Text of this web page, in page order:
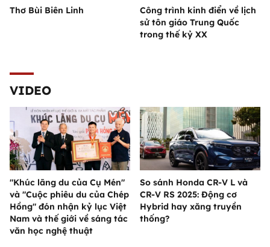
Thơ Bùi Biên Linh
Công trình kinh điển về lịch
sử tôn giáo Trung Quốc
trong thế kỷ XX
VIDEO
"Khúc lãng du của Cụ Mén"
và "Cuộc phiêu du của Chép
Hồng" đón nhận kỷ lục Việt
Nam và thế giới về sáng tác
văn học nghệ thuật
So sánh Honda CR-V L và
CR-V RS 2025: Động cơ
Hybrid hay xăng truyền
thống?